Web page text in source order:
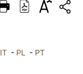
ITALIANO
IT- PL- PT